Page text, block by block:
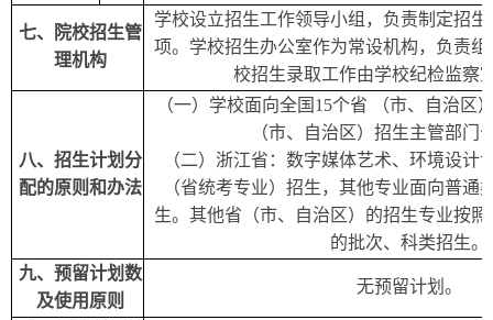
七、院校招生管
理机构
学校设立招生工作领导小组，负责制定招
项。学校招生办公室作为常设机构，负责
校招生录取工作由学校纪检监察
八、招生计划分
配的原则和办法
（一） 学校面向全国15个省 （市、自治区
（市、自治区）招生主管部门
（二） 浙江省：数字媒体艺术、环境设计
（省统考专业）招生，其他专业面向普通
生。其他省（市、自治区）的招生专业按
的批次、科类招生。
九、预留计划数
及使用 原则
无预留计划。